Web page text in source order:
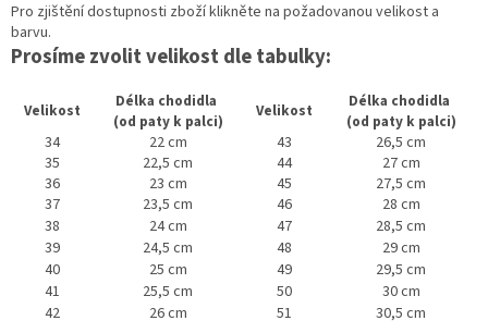
Pro zjištění dostupnosti zboží klikněte na požadovanou velikost a
barvu.
Prosíme zvolit velikost dle tabulky:
Velikost
Délka chodidla
(od paty k palci)
Velikost
Délka chodidla
(od paty k palci)
34 22 cm 43
26,5 cm
35
22,5 cm 44
27 cm
36
23 cm 45
27,5 cm
37
23,5 cm 46
28 cm
38
24 cm 47
28,5 cm
39
24,5 cm 48
29 cm
40
25 cm 49
29,5 cm
41
25,5 cm 50
30 cm
42
26 cm 51 30,5 cm